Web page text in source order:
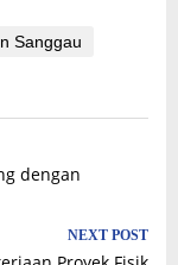
Sanggau
dengan
NEXT POST